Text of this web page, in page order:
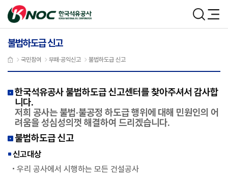
본문 바로가기
한국석유공사 검색 메뉴
불법하도급 신고
국민참여 부패·공익신고 불법하도급 신고
한국석유공사 불법하도급 신고센터를 찾아주셔서 감사합
니다.
저희 공사는 불법·불공정 하도급 행위에 대해 민원인의 어
려움을 성심성의껏 해결하여 드리겠습니다.
불법하도급 신고
신고대상
우리 공사에서 시행하는 모든 건설공사